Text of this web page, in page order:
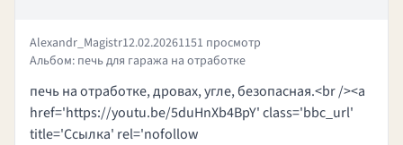
Alexandr_Magistr12.02.20261151 просмотр
Альбом: печь для гаража на отработке
печь на отработке, дровах, угле, безопасная.<br /><a
href='https://youtu.be/5duHnXb4BpY' class='bbc_url'
title='Ссылка' rel='nofollow